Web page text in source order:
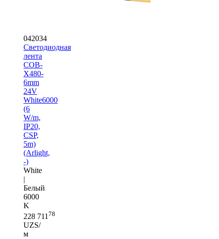
042034
Светодиодная
лента
COB-
X480-
6mm
24V
White6000
(6
W/m,
IP20,
CSP,
5m)
(Arlight,
-)
White
|
Белый
6000
K
228 711 78
UZS/
м